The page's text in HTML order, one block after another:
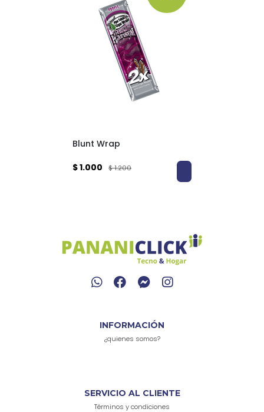
Blunt Wrap
$ 1.000
$ 1.200
INFORMACIÓN
¿quienes somos?
SERVICIO AL CLIENTE
Términos y condiciones